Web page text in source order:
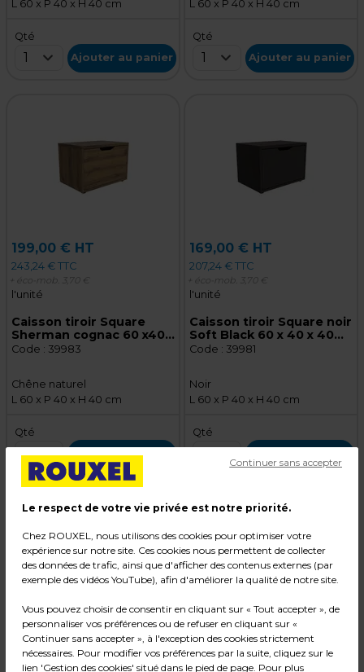
L 60 x P 40 x H 40 cm
Qté
1 Ajouter au panier
L 60 x P 40 x H 40 cm
Qté
1 Ajouter au panier
199,00 € HT
243,24 € TTC
+ éco-mob. 3,70 €
l'unité
Caisson tiroir Square
Sherman cognac 60 x40
x40 cm – Meuble de
Code : 39983
Chêne naturel
L 60 x P 40 x H 40 cm
Qté
1 Ajouter au panier
169,00 € HT
207,24 € TTC
+ éco-mob. 3,70 €
l'unité
Caisson tiroir Square noir
Soft Black 60 x 40 x 40
cm – Meuble de
Code : 39981
Noir
L 60 x P 40 x H 40 cm
Qté
Disponibilité des produits
Avec ses 40000 m 2 de stockage, ROUXEL vous
garantit la disponibilité des produits présents sur ce
Le respect de votre vie privée est notre priorité.
Chez ROUXEL, nous utilisons des cookies pour optimiser votre
expérience sur notre site. Ces cookies nous permettent de collecter
des données de trafic, ainsi que d'afficher des contenus externes (par
exemple des vidéos YouTube), afin d'améliorer la qualité de notre site.
Vous pouvez choisir de consentir en cliquant sur « Tout accepter », de
personnaliser vos préférences ou de refuser en cliquant sur «
Continuer sans accepter », à l'exception des cookies strictement
nécessaires. Pour modifier vos préférences par la suite, cliquez sur le
lien 'Gestion des cookies' situé dans le pied de page. Pour plus
Continuer sans accepter